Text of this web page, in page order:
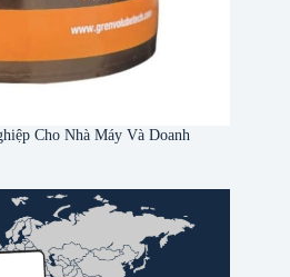
Cho Nhà Máy Và Doanh